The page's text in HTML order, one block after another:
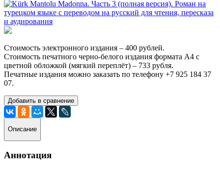
Стоимость электронного издания – 400 рублей.
Стоимость печатного черно-белого издания формата А4 с
цветной обложкой (мягкий переплёт) – 733 рубля.
Печатные издания можно заказать по телефону +7 925 184 37
07.
Добавить в сравнение
Описание
Аннотация